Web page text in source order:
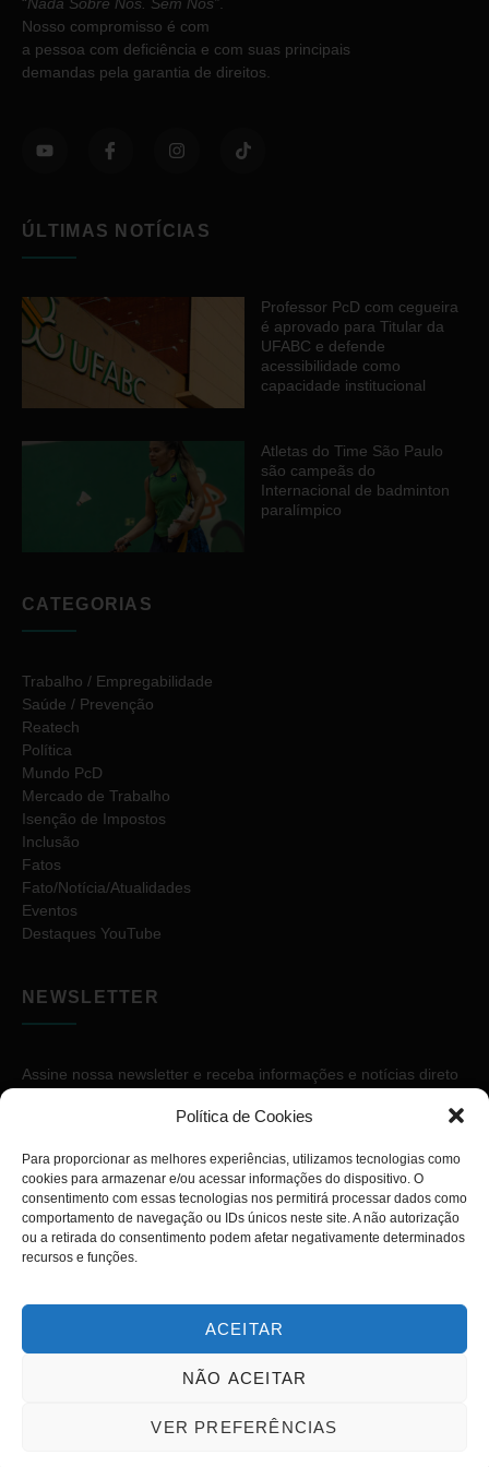
Política de Cookies
Para proporcionar as melhores experiências, utilizamos tecnologias como
cookies para armazenar e/ou acessar informações do dispositivo. O
consentimento com essas tecnologias nos permitirá processar dados como
comportamento de navegação ou IDs únicos neste site. A não autorização
ou a retirada do consentimento podem afetar negativamente determinados
recursos e funções.
ACEITAR
NÃO ACEITAR
VER PREFERÊNCIAS
Nosso compromisso é com
a pessoa com deficiência e com suas principais
demandas pela garantia de direitos.
ÚLTIMAS NOTÍCIAS
Professor PcD com cegueira
é aprovado para Titular da
UFABC e defende
acessibilidade como
capacidade institucional
Atletas do Time São Paulo
são campeãs do
Internacional de badminton
paralímpico
CATEGORIAS
Trabalho / Empregabilidade
Saúde / Prevenção
Reatech
Política
Mundo PcD
Mercado de Trabalho
Isenção de Impostos
Inclusão
Fatos
Fato/Notícia/Atualidades
Eventos
Destaques YouTube
NEWSLETTER
Assine nossa newsletter e receba informações e notícias direto
Copyright © 2026. Diário PcD. Todos os direitos reservados.